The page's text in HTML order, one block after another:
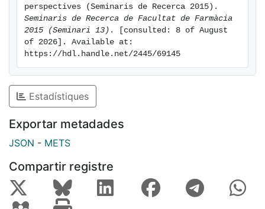
Seminaris de Recerca de Facultat de Farmàcia
2015 (Seminari 13) . [consulted: 8 of August
of 2026]. Available at:
https://hdl.handle.net/2445/69145
Estadístiques
Exportar metadades
JSON - METS
Compartir registre